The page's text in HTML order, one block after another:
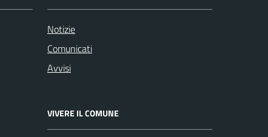
Notizie
Comunicati
Avvisi
VIVERE IL COMUNE